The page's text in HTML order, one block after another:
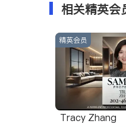
相关精英会
精英会员
Tracy Zhang